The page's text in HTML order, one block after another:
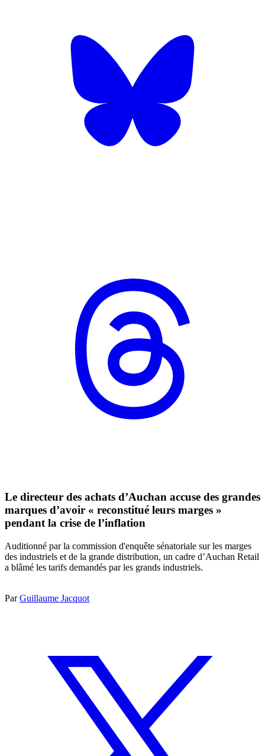
Le directeur des achats d’Auchan accuse des grandes
marques d’avoir « reconstitué leurs marges »
pendant la crise de l’inflation
Auditionné par la commission d'enquête sénatoriale sur les marges
des industriels et de la grande distribution, un cadre d’Auchan Retail
a blâmé les tarifs demandés par les grands industriels.
ParGuillaume Jacquot